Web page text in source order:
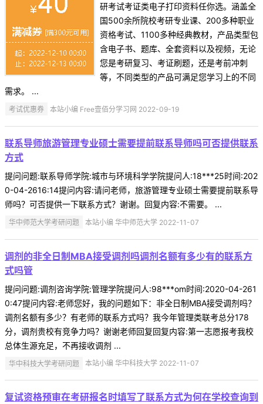
研考试考证类电子打印资料任你选。涵盖全
国500余所院校考研专业课、200多种职业
资格考试、1100多种经典教材，产品类型包
含电子书、题库、全套资料以及视频，无论
您是考研复习、考证刷题，还是考前冲刺
等，不同类型的产品可满足您学习上的不同
需求。 ...
考试优惠券 本站小编 Free壹佰分学习网 2022-09-19
联系导师旅游管理专业硕士需要提前联系导师吗可否提供联系
方式
提问问题:联系导师学院:城市与环境科学学院提问人:18***25时间:202
0-04-2616:14提问内容:请问老师，旅游管理专业硕士需要提前联系导
师吗？可否提供一下联系方式？谢谢。回复内容:不需要。 ...
华中师范大学考研问题 本站小编 华中师范大学 2022-11-07
调剂的非全日制MBA接受调剂吗调剂名额有多少有的联系方
式吗管
提问问题:调剂咨询学院:管理学院提问人:98***om时间:2020-04-261
0:47提问内容:老师您好，我的问题如下：非全日制MBA接受调剂吗？
调剂名额有多少？有老师的联系方式吗？我今年管理类联考总分178
分，调剂贵校有竞争力吗？谢谢老师回复回复内容:第一志愿报考我校
总体生源充足，不再接收调剂 ...
华中科技大学考研问题 本站小编 华中科技大学 2022-11-07
复试资格预审在考研报名时填写了联系方式为何在学校查询到